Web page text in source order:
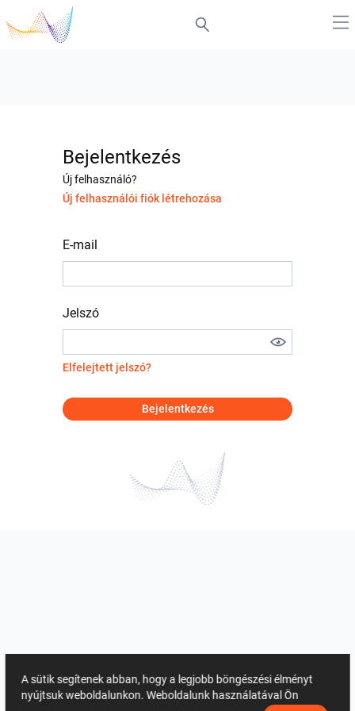
Bejelentkezés
Új felhasználó?
Új felhasználói fiók létrehozása
E-mail
Jelszó
Elfelejtett jelszó?
Bejelentkezés
A sütik segítenek abban, hogy a legjobb böngészési élményt
nyújtsuk weboldalunkon. Weboldalunk használatával Ön